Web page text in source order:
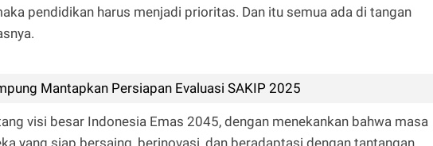
pendidikan harus menjadi prioritas. Dan itu semua ada di tangan
Mantapkan Persiapan Evaluasi SAKIP 2025
visi besar Indonesia Emas 2045, dengan menekankan bahwa masa
yang siap bersaing, berinovasi, dan beradaptasi dengan tantangan